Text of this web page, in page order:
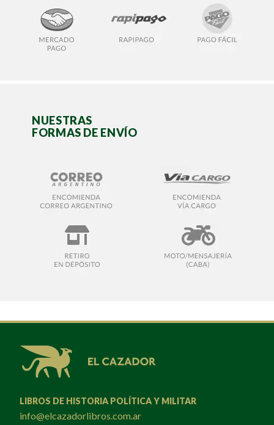
NUESTRAS
FORMAS DE ENVÍO
LIBROS DE HISTORIA POLÍTICA Y MILITAR
info@elcazadorlibros.com.ar